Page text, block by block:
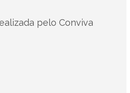
pelo Conviva